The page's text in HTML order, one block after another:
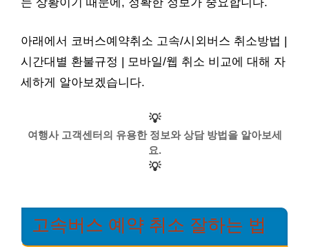
아래에서 코버스예약취소 고속/시외버스 취소방법 |
시간대별 환불규정 | 모바일/웹 취소 비교에 대해 자
세하게 알아보겠습니다.
💡
여행사 고객센터의 유용한 정보와 상담 방법을 알아보세
요.
💡
고속버스 예약 취소 잘하는 법